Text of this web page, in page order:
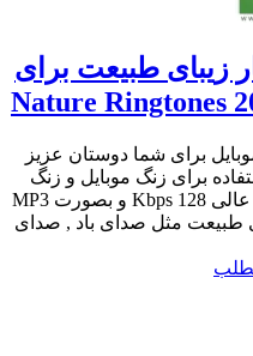
زیبای طبیعت برای
زنگ های موبایل برای شما دوستان عزیز
برای زنگ موبایل و زنگ
اس ام اس است که با کیفیت بسیار عالی 128 Kbps و بصورت MP3
طبیعت مثل صدای باد , صدای